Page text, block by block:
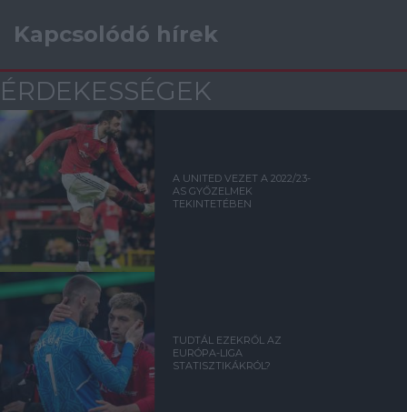
Kapcsolódó hírek
ÉRDEKESSÉGEK
A UNITED VEZET A 2022/23-
AS GYŐZELMEK
TEKINTETÉBEN
TUDTÁL EZEKRŐL AZ
EURÓPA-LIGA
STATISZTIKÁKRÓL?